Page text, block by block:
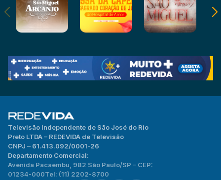
Televisão Independente de São José do Rio
Preto LTDA – REDEVIDA de Televisão
CNPJ – 61.413.092/0001-26
Departamento Comercial:
Avenida Pacaembu, 982 São Paulo/SP – CEP:
01234-000Tel: (11) 2202-8700